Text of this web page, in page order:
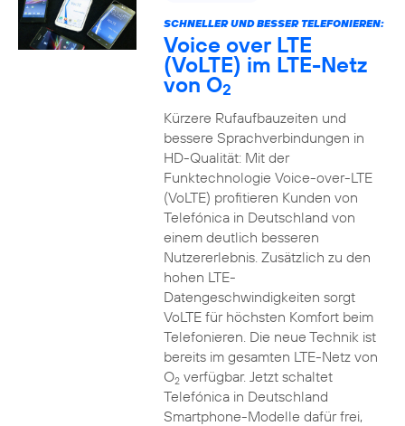
SCHNELLER UND BESSER TELEFONIEREN:
Voice over LTE
(VoLTE) im LTE-Netz
von O2
Kürzere Rufaufbauzeiten und
bessere Sprachverbindungen in
HD-Qualität: Mit der
Funktechnologie Voice-over-LTE
(VoLTE) profitieren Kunden von
Telefónica in Deutschland von
einem deutlich besseren
Nutzererlebnis. Zusätzlich zu den
hohen LTE-
Datengeschwindigkeiten sorgt
VoLTE für höchsten Komfort beim
Telefonieren. Die neue Technik ist
bereits im gesamten LTE-Netz von
O2verfügbar. Jetzt schaltet
Telefónica in Deutschland
Smartphone-Modelle dafür frei,